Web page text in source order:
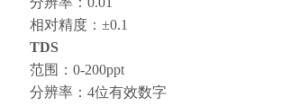
相对精度：±0.1
TDS
范围：0-200ppt
分辨率：4位有效数字